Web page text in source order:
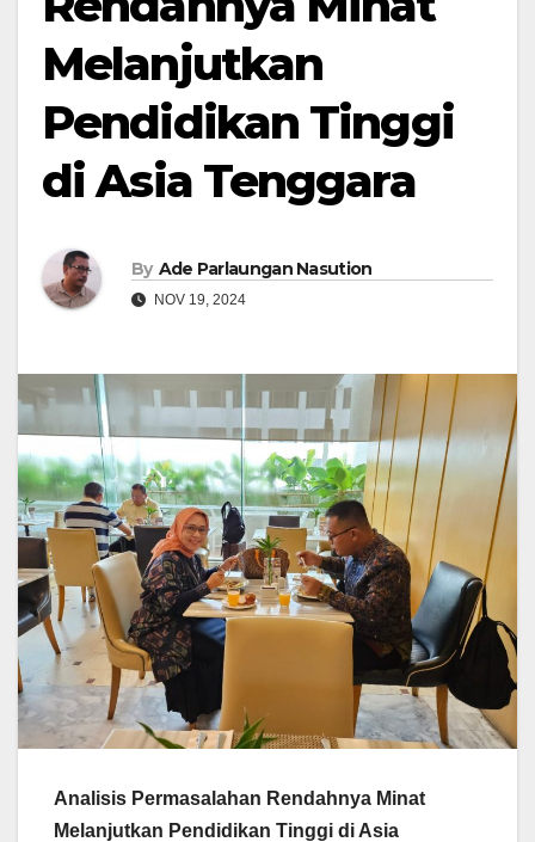
Melanjutkan
Pendidikan Tinggi
di Asia Tenggara
By Ade Parlaungan Nasution
NOV 19, 2024
Analisis Permasalahan Rendahnya Minat
Melanjutkan Pendidikan Tinggi di Asia